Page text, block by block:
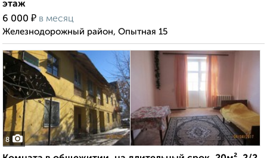
этаж
6 000 ₽ в месяц
Железнодорожный район, Опытная 15
8